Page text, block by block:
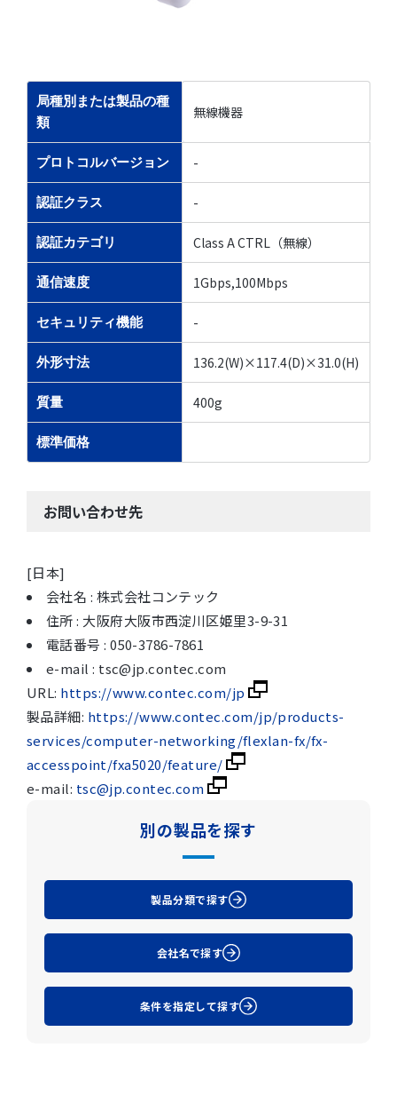
局種別または製品の種
類
無線機器
プロトコルバージョン -
認証クラス -
認証カテゴリ Class A CTRL（無線）
通信速度 1Gbps,100Mbps
セキュリティ機能 -
外形寸法 136.2(W)×117.4(D)×31.0(H)
質量 400g
標準価格
お問い合わせ先
[日本]
会社名 : 株式会社コンテック
住所 : 大阪府大阪市西淀川区姫里3-9-31
電話番号 : 050-3786-7861
e-mail : tsc@jp.contec.com
URL: https://www.contec.com/jp
製品詳細: https://www.contec.com/jp/products-
services/computer-networking/flexlan-fx/fx-
accesspoint/fxa5020/feature/
e-mail: tsc@jp.contec.com
別の製品を探す
製品分類で探す
会社名で探す
条件を指定して探す